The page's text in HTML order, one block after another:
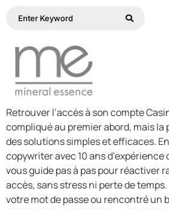
Retrouver l’accès à son compte
compliqué au premier abord, mais
des solutions simples et efficaces.
copywriter avec 10 ans d’expérience
vous guide pas à pas pour réactiver
accès, sans stress ni perte de
votre mot de passe ou rencontré un